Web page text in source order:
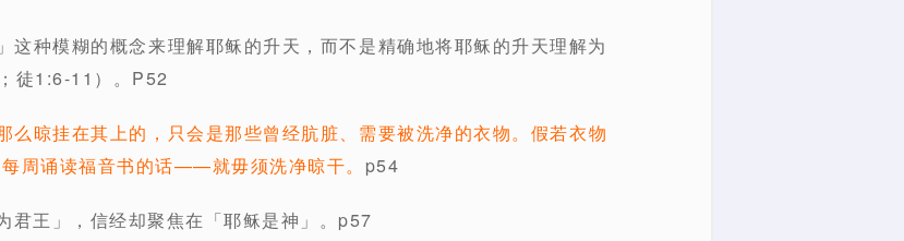
这种模糊的概念来理解耶稣的升天，而不是精确地将耶稣的升天理解为
徒1:6-11）。P52
么晾挂在其上的，只会是那些曾经肮脏、需要被洗净的衣物。假若衣物
周诵读福音书的话——就毋须洗净晾干。 p54
君王」，信经却聚焦在「耶稣是神」。p57